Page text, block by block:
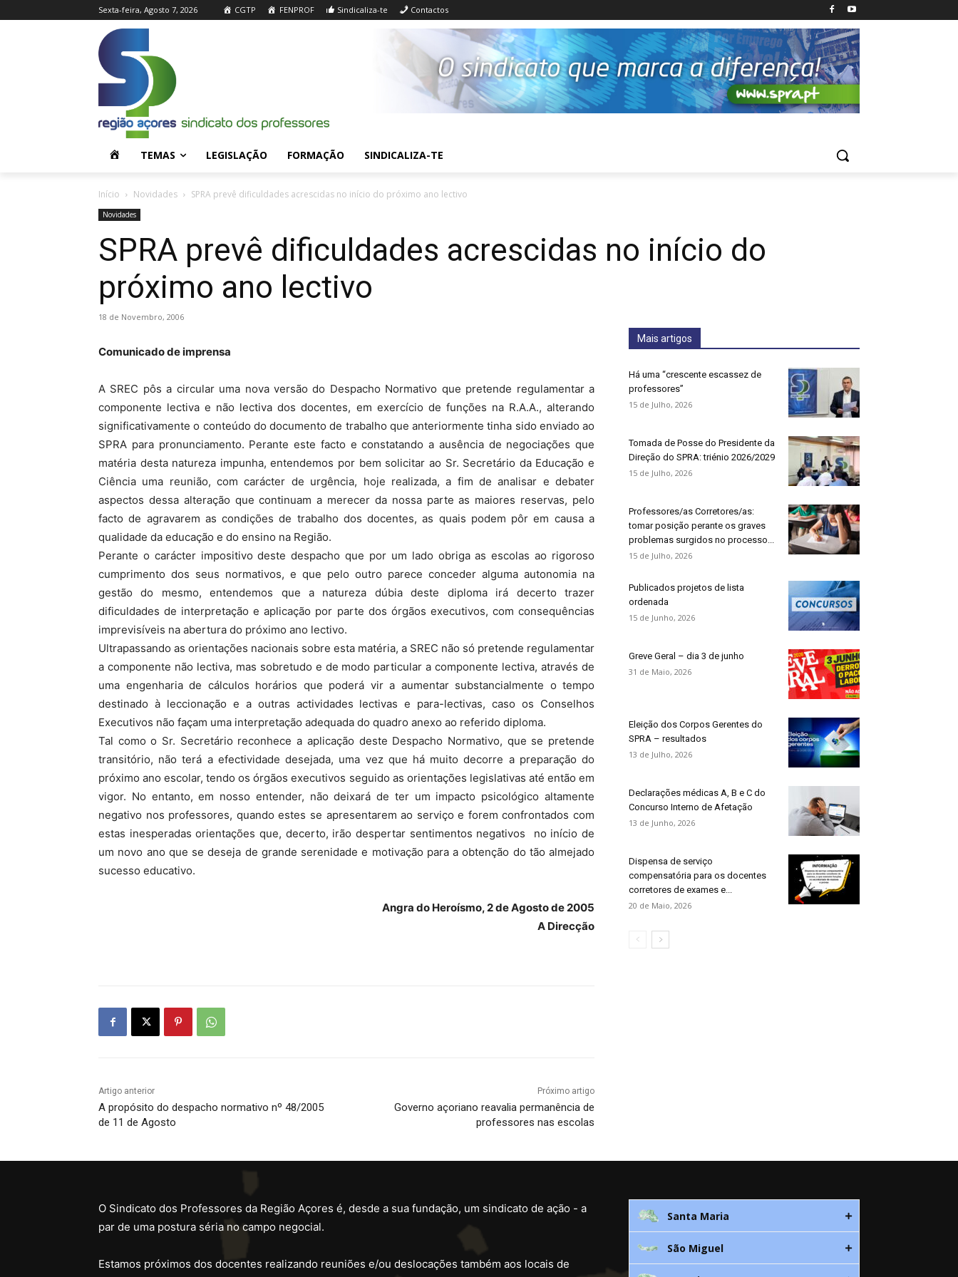
Sexta-feira, Agosto 7, 2026 CGTP FENPROF Sindicaliza-te Contactos
M
TEMAS LEGISLAÇÃO FORMAÇÃO SINDICALIZA-TE
Início Novidades SPRA prevê dificuldades acrescidas no início do próximo ano lectivo
Novidades
SPRA prevê dificuldades acrescidas no início do
próximo ano lectivo
18 de Novembro, 2006
Comunicado de imprensa
A SREC pôs a circular uma nova versão do Despacho Normativo que pretende regulamentar a
componente lectiva e não lectiva dos docentes, em exercício de funções na R.A.A., alterando
significativamente o conteúdo do documento de trabalho que anteriormente tinha sido enviado ao
SPRA para pronunciamento. Perante este facto e constatando a ausência de negociações que
matéria desta natureza impunha, entendemos por bem solicitar ao Sr. Secretário da Educação e
Ciência uma reunião, com carácter de urgência, hoje realizada, a fim de analisar e debater
aspectos dessa alteração que continuam a merecer da nossa parte as maiores reservas, pelo
facto de agravarem as condições de trabalho dos docentes, as quais podem pôr em causa a
qualidade da educação e do ensino na Região.
Perante o carácter impositivo deste despacho que por um lado obriga as escolas ao rigoroso
cumprimento dos seus normativos, e que pelo outro parece conceder alguma autonomia na
gestão do mesmo, entendemos que a natureza dúbia deste diploma irá decerto trazer
dificuldades de interpretação e aplicação por parte dos órgãos executivos, com consequências
imprevisíveis na abertura do próximo ano lectivo.
Ultrapassando as orientações nacionais sobre esta matéria, a SREC não só pretende regulamentar
a componente não lectiva, mas sobretudo e de modo particular a componente lectiva, através de
uma engenharia de cálculos horários que poderá vir a aumentar substancialmente o tempo
destinado à leccionação e a outras actividades lectivas e para-lectivas, caso os Conselhos
Executivos não façam uma interpretação adequada do quadro anexo ao referido diploma.
Tal como o Sr. Secretário reconhece a aplicação deste Despacho Normativo, que se pretende
transitório, não terá a efectividade desejada, uma vez que há muito decorre a preparação do
próximo ano escolar, tendo os órgãos executivos seguido as orientações legislativas até então em
vigor. No entanto, em nosso entender, não deixará de ter um impacto psicológico altamente
negativo nos professores, quando estes se apresentarem ao serviço e forem confrontados com
estas inesperadas orientações que, decerto, irão despertar sentimentos negativos no início de
um novo ano que se deseja de grande serenidade e motivação para a obtenção do tão almejado
sucesso educativo.
Angra do Heroísmo, 2 de Agosto de 2005
A Direcção
Artigo anterior
A propósito do despacho normativo nº 48/2005
de 11 de Agosto
Próximo artigo
Governo açoriano reavalia permanência de
professores nas escolas
Mais artigos
Há uma “crescente escassez de
professores”
15 de Julho, 2026
Tomada de Posse do Presidente da
Direção do SPRA: triénio 2026/2029
15 de Julho, 2026
Professores/as Corretores/as:
tomar posição perante os graves
problemas surgidos no processo...
15 de Julho, 2026
Publicados projetos de lista
ordenada
15 de Junho, 2026
Greve Geral – dia 3 de junho
31 de Maio, 2026
Eleição dos Corpos Gerentes do
SPRA – resultados
13 de Julho, 2026
Declarações médicas A, B e C do
Concurso Interno de Afetação
13 de Junho, 2026
Dispensa de serviço
compensatória para os docentes
corretores de exames e...
20 de Maio, 2026
O Sindicato dos Professores da Região Açores é, desde a sua fundação, um sindicato de ação - a
par de uma postura séria no campo negocial.
Estamos próximos dos docentes realizando reuniões e/ou deslocações também aos locais de
Santa Maria
Rua 3. Leandres Chaves, 12C
São Miguel